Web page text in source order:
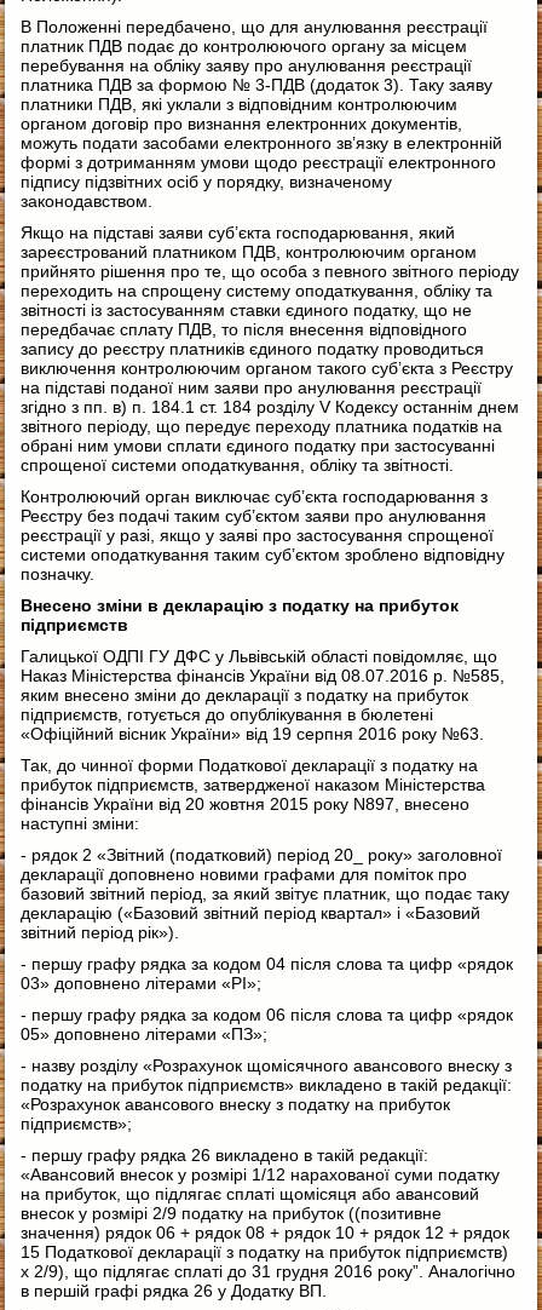
В Положенні передбачено, що для анулювання реєстрації
платник ПДВ подає до контролюючого органу за місцем
перебування на обліку заяву про анулювання реєстрації
платника ПДВ за формою № 3-ПДВ (додаток 3). Таку заяву
платники ПДВ, які уклали з відповідним контролюючим
органом договір про визнання електронних документів,
можуть подати засобами електронного зв’язку в електронній
формі з дотриманням умови щодо реєстрації електронного
підпису підзвітних осіб у порядку, визначеному
законодавством.
Якщо на підставі заяви суб’єкта господарювання, який
зареєстрований платником ПДВ, контролюючим органом
прийнято рішення про те, що особа з певного звітного періоду
переходить на спрощену систему оподаткування, обліку та
звітності із застосуванням ставки єдиного податку, що не
передбачає сплату ПДВ, то після внесення відповідного
запису до реєстру платників єдиного податку проводиться
виключення контролюючим органом такого суб’єкта з Реєстру
на підставі поданої ним заяви про анулювання реєстрації
згідно з пп. в) п. 184.1 ст. 184 розділу V Кодексу останнім днем
звітного періоду, що передує переходу платника податків на
обрані ним умови сплати єдиного податку при застосуванні
спрощеної системи оподаткування, обліку та звітності.
Контролюючий орган виключає суб’єкта господарювання з
Реєстру без подачі таким суб’єктом заяви про анулювання
реєстрації у разі, якщо у заяві про застосування спрощеної
системи оподаткування таким суб’єктом зроблено відповідну
позначку.
Внесено зміни в декларацію з податку на прибуток
підприємств
Галицької ОДПІ ГУ ДФС у Львівській області повідомляє, що
Наказ Міністерства фінансів України від 08.07.2016 р. №585,
яким внесено зміни до декларації з податку на прибуток
підприємств, готується до опублікування в бюлетені
«Офіційний вісник України» від 19 серпня 2016 року №63.
Так, до чинної форми Податкової декларації з податку на
прибуток підприємств, затвердженої наказом Міністерства
фінансів України від 20 жовтня 2015 року N897, внесено
наступні зміни:
- рядок 2 «Звітний (податковий) період 20_ року» заголовної
декларації доповнено новими графами для поміток про
базовий звітний період, за який звітує платник, що подає таку
декларацію («Базовий звітний період квартал» і «Базовий
звітний період рік»).
- першу графу рядка за кодом 04 після слова та цифр «рядок
03» доповнено літерами «РІ»;
- першу графу рядка за кодом 06 після слова та цифр «рядок
05» доповнено літерами «ПЗ»;
- назву розділу «Розрахунок щомісячного авансового внеску з
податку на прибуток підприємств» викладено в такій редакції:
«Розрахунок авансового внеску з податку на прибуток
підприємств»;
- першу графу рядка 26 викладено в такій редакції:
«Авансовий внесок у розмірі 1/12 нарахованої суми податку
на прибуток, що підлягає сплаті щомісяця або авансовий
внесок у розмірі 2/9 податку на прибуток ((позитивне
значення) рядок 06 + рядок 08 + рядок 10 + рядок 12 + рядок
15 Податкової декларації з податку на прибуток підприємств)
х 2/9), що підлягає сплаті до 31 грудня 2016 року”. Аналогічно
в першій графі рядка 26 у Додатку ВП.